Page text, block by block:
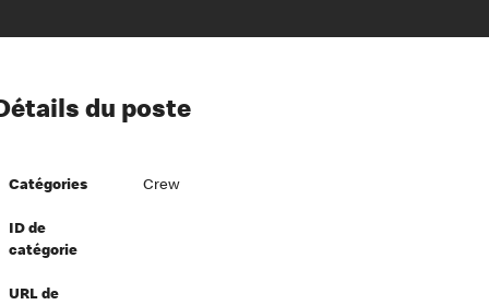
à l’égard de nos employés
directeurs
équité et inclusion
au travail
du poste
Catégories Crew
ID de
catégorie
URL de